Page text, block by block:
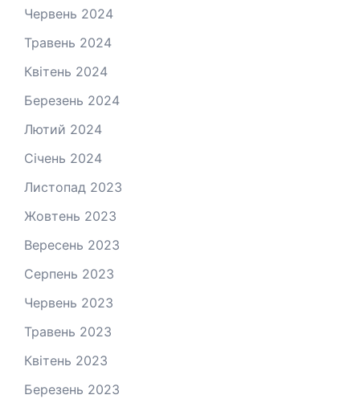
Червень 2024
Травень 2024
Квітень 2024
Березень 2024
Лютий 2024
Січень 2024
Листопад 2023
Жовтень 2023
Вересень 2023
Серпень 2023
Червень 2023
Травень 2023
Квітень 2023
Березень 2023